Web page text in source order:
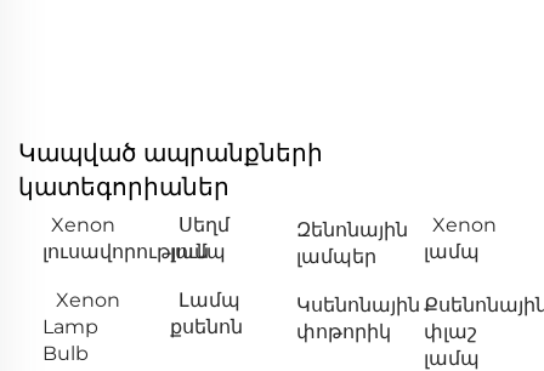
Կապված ապրանքների
կատեգորիաներ
Xenon
լուսավորություն
Սեղմ
լամպ
Զենոնային
լամպեր
Xenon
լամպ
Xenon
Lamp
Bulb
Լամպ
քսենոն
Կսենոնային
փոթորիկ
փլաշ
լամպ